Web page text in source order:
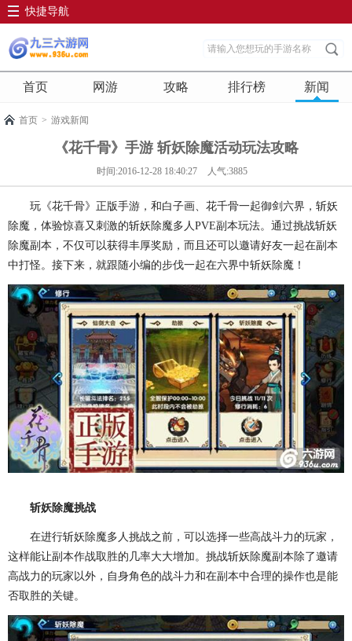
快捷导航
首页 网游 攻略 排行榜 新闻
首页 > 游戏新闻
《花千骨》手游 斩妖除魔活动玩法攻略
时间:2016-12-28 18:40:27 人气:3885
玩《花千骨》正版手游，和白子画、花千骨一起御剑六界，斩妖
除魔，体验惊喜又刺激的斩妖除魔多人PVE副本玩法。通过挑战斩妖
除魔副本，不仅可以获得丰厚奖励，而且还可以邀请好友一起在副本
中打怪。接下来，就跟随小编的步伐一起在六界中斩妖除魔！
斩妖除魔挑战
在进行斩妖除魔多人挑战之前，可以选择一些高战斗力的玩家，
这样能让副本作战取胜的几率大大增加。挑战斩妖除魔副本除了邀请
高战力的玩家以外，自身角色的战斗力和在副本中合理的操作也是能
否取胜的关键。